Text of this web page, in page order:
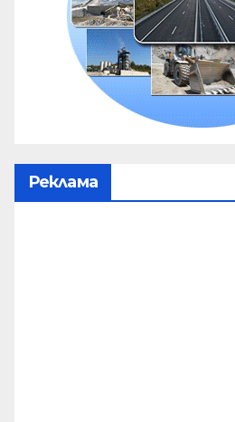
Реклама